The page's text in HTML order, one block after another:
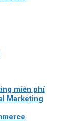
miễn phí
Marketing